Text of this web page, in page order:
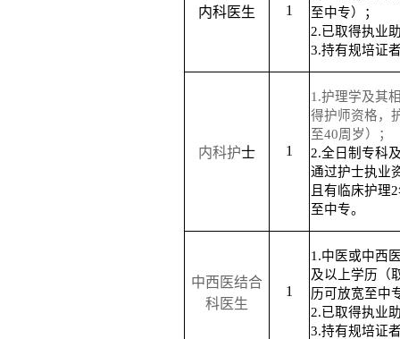
内科医生 1
至中专）；
2.已取得执业
3.持有规培证
内科护士 1
1.护理学及其
得护师资格，
至40周岁）；
2.全日制专科
通过护士执业
且有临床护理
至中专。
中西医结合
科医生
1
1.中医或中西
及以上学历（
历可放宽至中
2.已取得执业
3.持有规培证